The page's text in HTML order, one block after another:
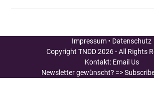
Impressum • Datenschutz
Copyright TNDD2026 - All Rights
Kontakt: Email Us
Newsletter gewünscht? =>